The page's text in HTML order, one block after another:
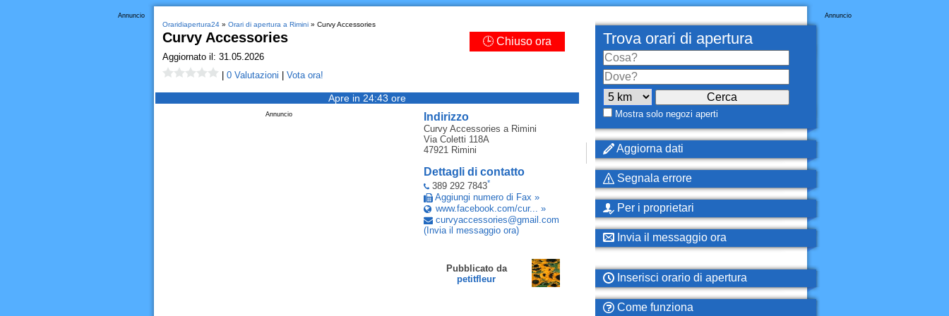
Annuncio
Oraridiapertura24» Orari di apertura a Rimini» Curvy Accessories
Curvy Accessories 🕒 Chiuso ora
Aggiornato il: 31.05.2026
0 Valutazioni Vota ora!
Apre in 24:43 ore
Indirizzo
Curvy Accessories a Rimini
Via Coletti 118A
47921 Rimini
Dettagli di contatto
389 292 7843*
Aggiungi numero di Fax »
www.facebook.com/cur... »
curvyaccessories@gmail .com
(Invia il messaggio ora)
Pubblicato da
petitfleur
Annuncio
Annuncio
Trova orari di apertura
Mostra solo negozi aperti
Aggiorna dati
Segnala errore
Per i proprietari
Invia il messaggio ora
Inserisci orario di apertura
Come funziona